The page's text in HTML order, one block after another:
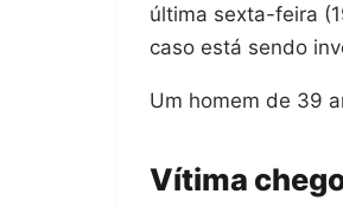
última sexta-feira
caso está sendo
Um homem de 39
Vítima